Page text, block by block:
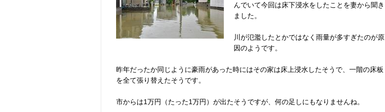
んでいて今回は床下浸水をしたことを妻から聞き
ました。
川が氾濫したとかではなく雨量が多すぎたのが原
因のようです。
昨年だったか同じように豪雨があった時にはその家は床上浸水したそうで、一階の床板
を全て張り替えたそうです。
市からは1万円（たった1万円）が出たそうですが、何の足しにもなりませんね。